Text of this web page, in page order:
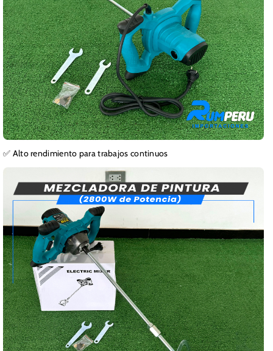
✅ Alto rendimiento para trabajos continuos